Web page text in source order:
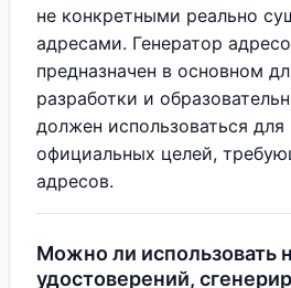
не конкретными реально
адресами. Генератор
предназначен в основном
разработки и
должен использоваться для
официальных целей,
адресов.
Можно ли использовать
удостоверений,